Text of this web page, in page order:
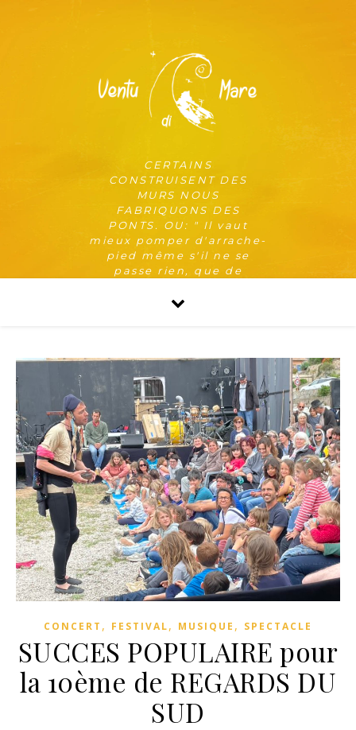
CERTAINS
CONSTRUISENT DES
MURS NOUS
FABRIQUONS DES
PONTS. OU: " Il vaut
mieux pomper d'arrache-
pied même s'il ne se
passe rien, que de
quelque chose de pire en
CONCERT , FESTIVAL, MUSIQUE , SPECTACLE
SUCCES POPULAIRE pour
la 10ème de REGARDS DU
SUD